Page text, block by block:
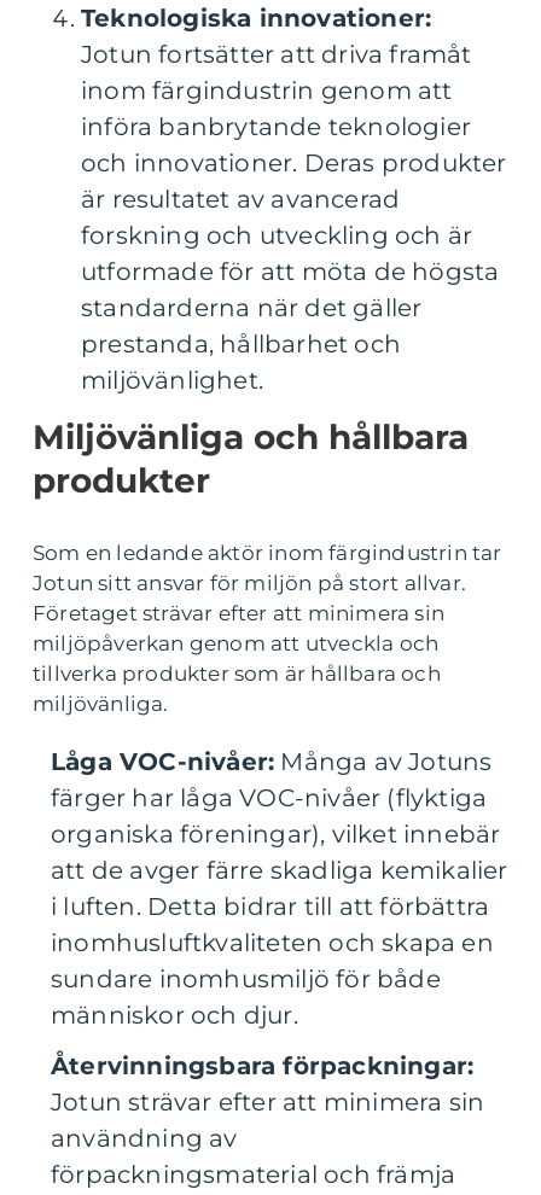
Teknologiska innovationer:
Jotun fortsätter att driva framåt
inom färgindustrin genom att
införa banbrytande teknologier
och innovationer. Deras produkter
är resultatet av avancerad
forskning och utveckling och är
utformade för att möta de högsta
standarderna när det gäller
prestanda, hållbarhet och
miljövänlighet.
Miljövänliga och hållbara
produkter
Som en ledande aktör inom färgindustrin tar
Jotun sitt ansvar för miljön på stort allvar.
Företaget strävar efter att minimera sin
miljöpåverkan genom att utveckla och
tillverka produkter som är hållbara och
miljövänliga.
Låga VOC-nivåer: Många av Jotuns
färger har låga VOC-nivåer (flyktiga
organiska föreningar), vilket innebär
att de avger färre skadliga kemikalier
i luften. Detta bidrar till att förbättra
inomhusluftkvaliteten och skapa en
sundare inomhusmiljö för både
människor och djur.
Återvinningsbara förpackningar:
Jotun strävar efter att minimera sin
användning av
förpackningsmaterial och främja